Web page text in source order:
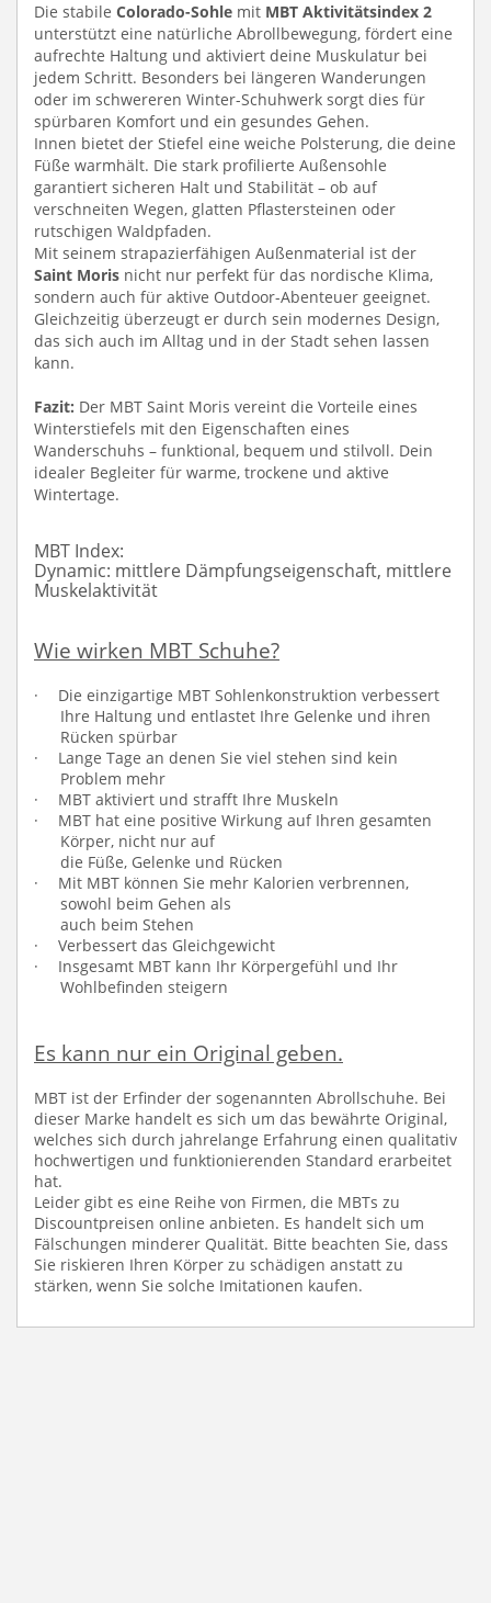
Die stabile Colorado-Sohle mit MBT Aktivitätsindex 2
unterstützt eine natürliche Abrollbewegung, fördert eine
aufrechte Haltung und aktiviert deine Muskulatur bei
jedem Schritt. Besonders bei längeren Wanderungen
oder im schwereren Winter-Schuhwerk sorgt dies für
spürbaren Komfort und ein gesundes Gehen.
Innen bietet der Stiefel eine weiche Polsterung, die deine
Füße warmhält. Die stark profilierte Außensohle
garantiert sicheren Halt und Stabilität – ob auf
verschneiten Wegen, glatten Pflastersteinen oder
rutschigen Waldpfaden.
Mit seinem strapazierfähigen Außenmaterial ist der
Saint Moris nicht nur perfekt für das nordische Klima,
sondern auch für aktive Outdoor-Abenteuer geeignet.
Gleichzeitig überzeugt er durch sein modernes Design,
das sich auch im Alltag und in der Stadt sehen lassen
kann.
Fazit: Der MBT Saint Moris vereint die Vorteile eines
Winterstiefels mit den Eigenschaften eines
Wanderschuhs – funktional, bequem und stilvoll. Dein
idealer Begleiter für warme, trockene und aktive
Wintertage.
MBT Index:
Dynamic: mittlere Dämpfungseigenschaft, mittlere
Muskelaktivität
Wie wirken MBT Schuhe?
·
Die einzigartige MBT Sohlenkonstruktion verbessert
Ihre Haltung und entlastet Ihre Gelenke und ihren
Rücken spürbar
·
Lange Tage an denen Sie viel stehen sind kein
Problem mehr
·
MBT aktiviert und strafft Ihre Muskeln
·
MBT hat eine positive Wirkung auf Ihren gesamten
Körper, nicht nur auf
die Füße, Gelenke und Rücken
·
Mit MBT können Sie mehr Kalorien verbrennen,
sowohl beim Gehen als
auch beim Stehen
·
Verbessert das Gleichgewicht
·
Insgesamt MBT kann Ihr Körpergefühl und Ihr
Wohlbefinden steigern
Es kann nur ein Original geben.
MBT ist der Erfinder der sogenannten Abrollschuhe. Bei
dieser Marke handelt es sich um das bewährte Original,
welches sich durch jahrelange Erfahrung einen qualitativ
hochwertigen und funktionierenden Standard erarbeitet
hat.
Leider gibt es eine Reihe von Firmen, die MBTs zu
Discountpreisen online anbieten. Es handelt sich um
Fälschungen minderer Qualität. Bitte beachten Sie, dass
Sie riskieren Ihren Körper zu schädigen anstatt zu
stärken, wenn Sie solche Imitationen kaufen.